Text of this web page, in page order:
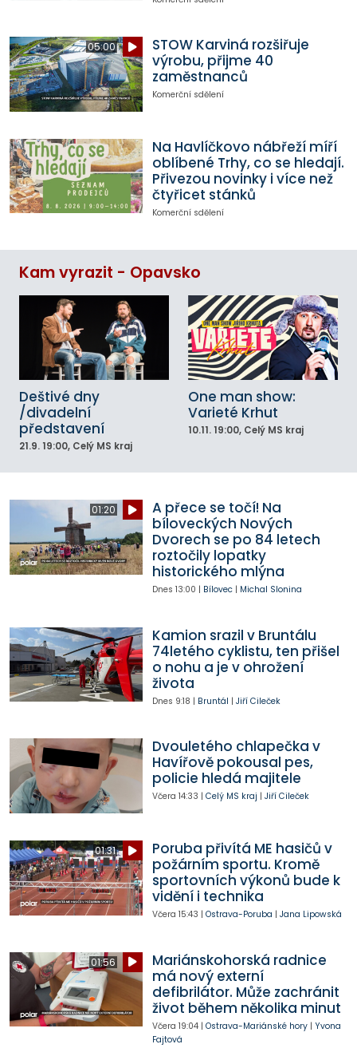
05:00
STOW Karviná rozšiřuje
výrobu, přijme 40
zaměstnanců
Komerční sdělení
Na Havlíčkovo nábřeží míří
oblíbené Trhy, co se hledají.
Přivezou novinky i více než
čtyřicet stánků
Komerční sdělení
Kam vyrazit - Opavsko
Deštivé dny
/divadelní
představení
21.9. 19:00, Celý MS kraj
One man show:
Varieté Krhut
10.11. 19:00, Celý MS kraj
01:20
A přece se točí! Na
bíloveckých Nových
Dvorech se po 84 letech
roztočily lopatky
historického mlýna
Dnes 13:00 | Bílovec| Michal Slonina
Kamion srazil v Bruntálu
74letého cyklistu, ten přišel
o nohu a je v ohrožení
života
Dnes 9:18 | Bruntál | Jiří Cileček
Dvouletého chlapečka v
Havířově pokousal pes,
policie hledá majitele
Včera 14:33 | Celý MS kraj | Jiří Cileček
01:31
Poruba přivítá ME hasičů v
požárním sportu. Kromě
sportovních výkonů bude k
vidění i technika
Včera 15:43 | Ostrava-Poruba | Jana Lipowská
01:56
Mariánskohorská radnice
má nový externí
defibrilátor. Může zachránit
život během několika minut
Včera 19:04| Ostrava-Mariánské hory| Yvona
Fajtová